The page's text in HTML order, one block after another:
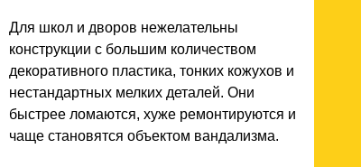
Для школ и дворов нежелательны
конструкции с большим количеством
декоративного пластика, тонких кожухов и
нестандартных мелких деталей. Они
быстрее ломаются, хуже ремонтируются и
чаще становятся объектом вандализма.